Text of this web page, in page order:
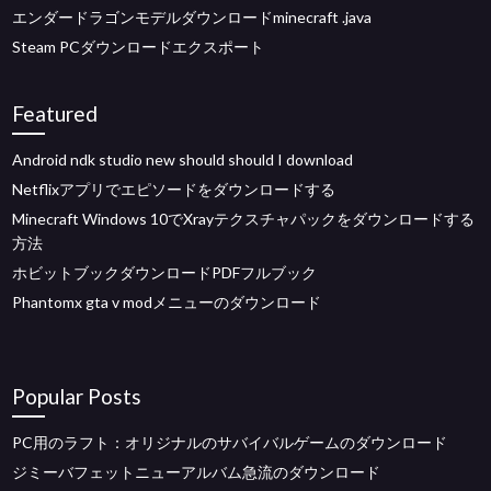
エンダードラゴンモデルダウンロードminecraft .java
Steam PCダウンロードエクスポート
Featured
Android ndk studio new should should I download
Netflixアプリでエピソードをダウンロードする
Minecraft Windows 10でXrayテクスチャパックをダウンロードする
方法
ホビットブックダウンロードPDFフルブック
Phantomx gta v modメニューのダウンロード
Popular Posts
PC用のラフト：オリジナルのサバイバルゲームのダウンロード
ジミーバフェットニューアルバム急流のダウンロード